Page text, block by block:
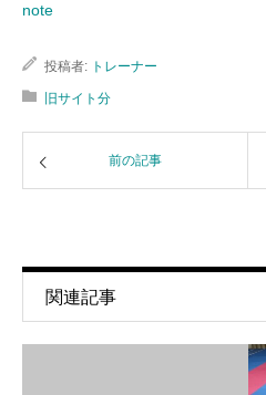
note
投稿者: トレーナー
旧サイト分
前の記事
関連記事